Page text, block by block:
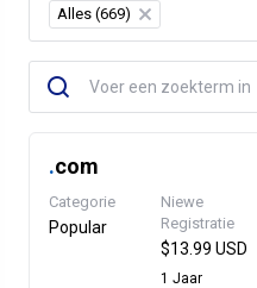
Alles (669) ×
.com
Categorie
Popular
Niewe
Registratie
$13.99 USD
1 Jaar